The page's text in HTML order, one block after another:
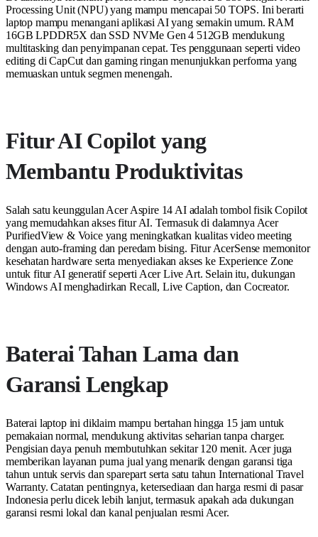
Processing Unit (NPU) yang mampu mencapai 50 TOPS. Ini berarti
laptop mampu menangani aplikasi AI yang semakin umum. RAM
16GB LPDDR5X dan SSD NVMe Gen 4 512GB mendukung
multitasking dan penyimpanan cepat. Tes penggunaan seperti video
editing di CapCut dan gaming ringan menunjukkan performa yang
memuaskan untuk segmen menengah.
Fitur AI Copilot yang
Membantu Produktivitas
Salah satu keunggulan Acer Aspire 14 AI adalah tombol fisik Copilot
yang memudahkan akses fitur AI. Termasuk di dalamnya Acer
PurifiedView & Voice yang meningkatkan kualitas video meeting
dengan auto-framing dan peredam bising. Fitur AcerSense memonitor
kesehatan hardware serta menyediakan akses ke Experience Zone
untuk fitur AI generatif seperti Acer Live Art. Selain itu, dukungan
Windows AI menghadirkan Recall, Live Caption, dan Cocreator.
Baterai Tahan Lama dan
Garansi Lengkap
Baterai laptop ini diklaim mampu bertahan hingga 15 jam untuk
pemakaian normal, mendukung aktivitas seharian tanpa charger.
Pengisian daya penuh membutuhkan sekitar 120 menit. Acer juga
memberikan layanan purna jual yang menarik dengan garansi tiga
tahun untuk servis dan sparepart serta satu tahun International Travel
Warranty. Catatan pentingnya, ketersediaan dan harga resmi di pasar
Indonesia perlu dicek lebih lanjut, termasuk apakah ada dukungan
garansi resmi lokal dan kanal penjualan resmi Acer.